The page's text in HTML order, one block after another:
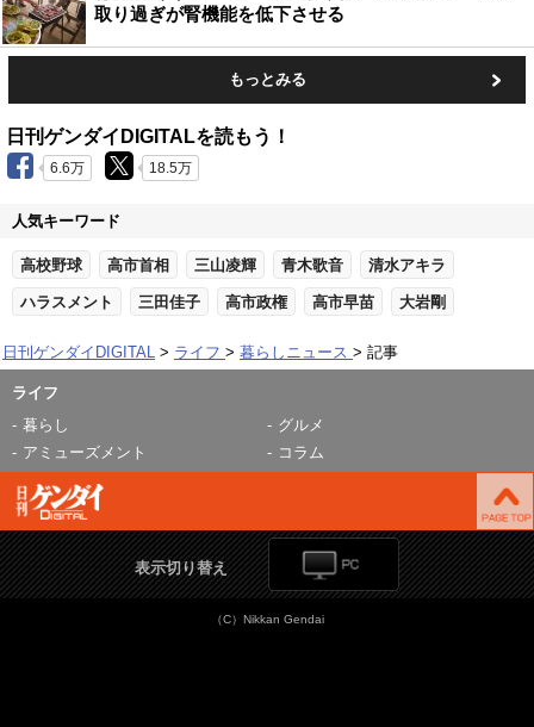
取り過ぎが腎機能を低下させる
もっとみる
日刊ゲンダイDIGITALを読もう！
6.6万 18.5万
人気キーワード
高校野球 高市首相 三山凌輝 青木歌音 清水アキラ
ハラスメント 三田佳子 高市政権 高市早苗 大岩剛
日刊ゲンダイDIGITAL ライフ 暮らしニュース 記事
ライフ
暮らし
グルメ
アミューズメント
コラム
表示切り替え
（C）Nikkan Gendai